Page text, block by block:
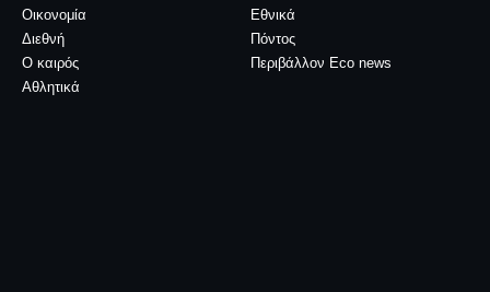
Οικονομία
Εθνικά
Διεθνή
Πόντος
Ο καιρός
Περιβάλλον Eco news
Αθλητικά